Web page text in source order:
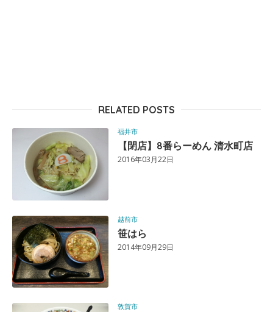
RELATED POSTS
福井市
【閉店】8番らーめん 清水町店
2016年03月22日
越前市
笹はら
2014年09月29日
敦賀市